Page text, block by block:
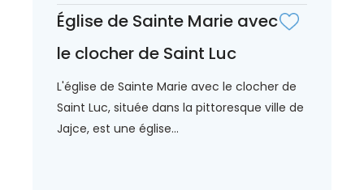
Église de Sainte Marie avec
le clocher de Saint Luc
L'église de Sainte Marie avec le clocher de
Saint Luc, située dans la pittoresque ville de
Jajce, est une église...